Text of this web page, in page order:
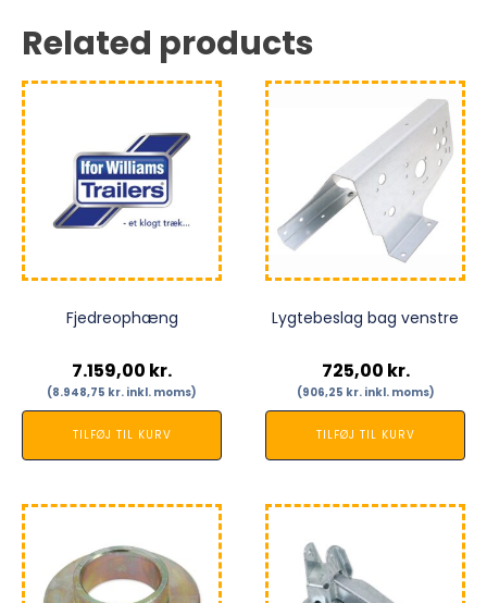
Related products
Fjedreophæng
7.159,00 kr.
(8.948,75 kr. inkl. moms)
TILFØJ TIL KURV
Lygtebeslag bag venstre
725,00 kr.
(906,25 kr.inkl. moms)
TILFØJ TIL KURV